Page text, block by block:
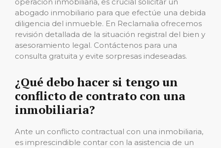
operación inmobiliaria, es crucial solicitar un
abogado inmobiliario para que efectúe una debida
diligencia del inmueble. En Reclamalia ofrecemos
revisión detallada de la situación registral del bien y
asesoramiento legal. Contáctenos para una
consulta gratuita y evite sorpresas indeseadas.
¿Qué debo hacer si tengo un
conflicto de contrato con una
inmobiliaria?
Ante un conflicto contractual con una inmobiliaria,
es imprescindible contar con la asistencia de un